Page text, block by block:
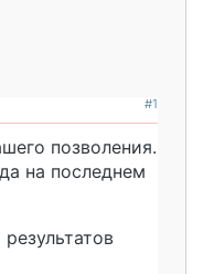
#1
позволения.
на последнем